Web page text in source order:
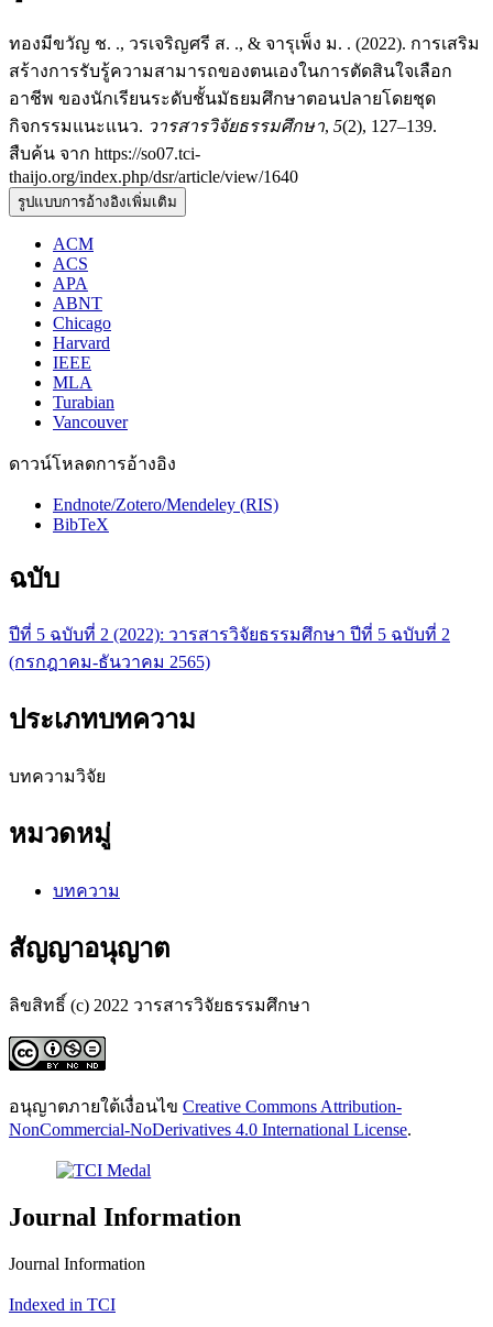
ทองมีขวัญ ช. ., วรเจริญศรี ส. ., & จารุเพ็ง ม. . (2022). การเสริม
สร้างการรับรู้ความสามารถของตนเองในการตัดสินใจเลือก
อาชีพ ของนักเรียนระดับชั้นมัธยมศึกษาตอนปลายโดยชุด
กิจกรรมแนะแนว. วารสารวิจัยธรรมศึกษา, 5(2), 127–139.
สืบค้น จาก https://so07.tci-
thaijo.org/index.php/dsr/article/view/1640
รูปแบบการอ้างอิงเพิ่มเติม
ACM
ACS
APA
ABNT
Chicago
Harvard
IEEE
MLA
Turabian
Vancouver
ดาวน์โหลดการอ้างอิง
Endnote/Zotero/Mendeley (RIS)
BibTeX
ฉบับ
ปีที่ 5 ฉบับที่ 2 (2022): วารสารวิจัยธรรมศึกษา ปีที่ 5 ฉบับที่ 2
(กรกฎาคม-ธันวาคม 2565)
ประเภทบทความ
บทความวิจัย
หมวดหมู่
บทความ
สัญญาอนุญาต
ลิขสิทธิ์ (c) 2022 วารสารวิจัยธรรมศึกษา
อนุญาตภายใต้เงื่อนไข Creative Commons Attribution-
NonCommercial-NoDerivatives 4.0 International License.
Journal Information
Journal Information
Indexed in TCI